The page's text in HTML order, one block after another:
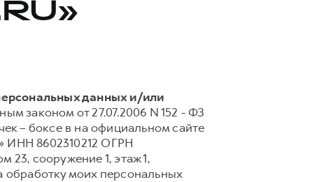
данных и/или
законом от 27.07.2006 N 152 - ФЗ
– боксе в на официальном сайте
ИНН 8602310212 ОГРН
23, сооружение 1, этаж 1,
обработку моих персональных